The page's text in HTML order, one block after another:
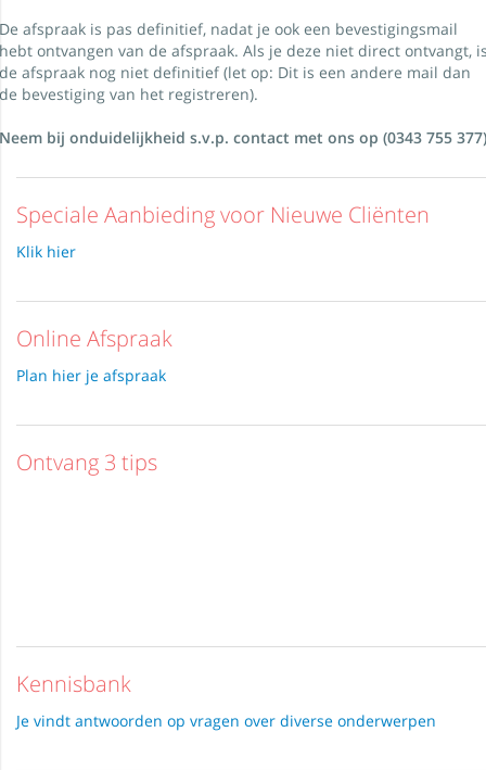
De afspraak is pas definitief, nadat je ook een bevestigingsmail
hebt ontvangen van de afspraak. Als je deze niet direct ontvangt,
de afspraak nog niet definitief (let op: Dit is een andere mail dan
de bevestiging van het registreren).
Neem bij onduidelijkheid s.v.p. contact met ons op (0343 755
Speciale Aanbieding voor Nieuwe Cliënten
Klik hier
Online Afspraak
Plan hier je afspraak
Ontvang 3 tips
Kennisbank
Je vindt antwoorden op vragen over diverse onderwerpen